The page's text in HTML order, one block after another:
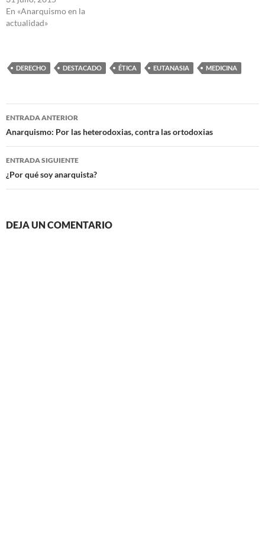
En «Anarquismo en la
actualidad»
DERECHO DESTACADO ÉTICA EUTANASIA MEDICINA
Navegación
de
entradas
ENTRADA ANTERIOR
Anarquismo: Por las heterodoxias, contra las ortodoxias
ENTRADA SIGUIENTE
¿Por qué soy anarquista?
DEJA UN COMENTARIO